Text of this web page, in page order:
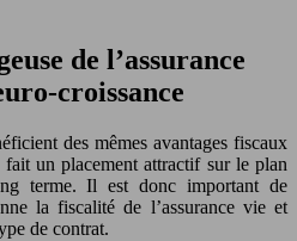
de l’assurance
croissance
des mêmes avantages fiscaux
un placement attractif sur le plan
terme. Il est donc important de
la fiscalité de l’assurance vie et
de contrat.